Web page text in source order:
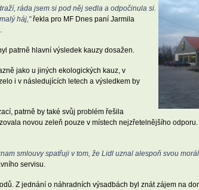
ráda jsem si pod něj sedla a odpočinula si.
háj,"řekla pro MF Dnes paní Jarmila
patrně hlavní výsledek kauzy dosažen.
jako u jiných ekologických kauz, v
i v následujících letech a výsledkem by
patrně by také svůj problém řešila
novou zeleň pouze v místech nejzřetelnějšího
smlouvy spatřuji v tom, že Lidl uznal alespoň svou
servisu.
Z jednání o náhradních výsadbách byl znát zájem na